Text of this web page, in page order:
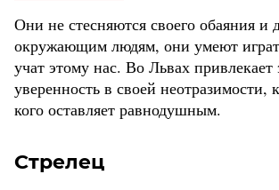
Они не стесняются своего обаяния и
окружающим людям, они умеют
учат этому нас. Во Львах привлекает
уверенность в своей неотразимости,
кого оставляет равнодушным.
Стрелец